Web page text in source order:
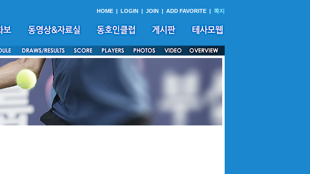
HOME | LOGIN | JOIN | ADD FAVORITE | 쪽지